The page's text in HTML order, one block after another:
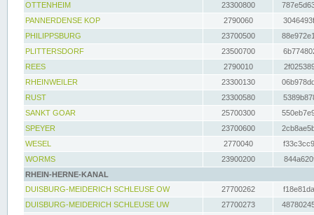
OTTENHEIM
23300800
PANNERDENSE KOP
2790060
PHILIPPSBURG
23700500
PLITTERSDORF
23500700
REES
2790010
RHEINWEILER
23300130
RUST
23300580
SANKT GOAR
25700300
SPEYER
23700600
WESEL
2770040
WORMS
23900200
RHEIN-HERNE-KANAL
DUISBURG-MEIDERICH SCHLEUSE OW
27700262
DUISBURG-MEIDERICH SCHLEUSE UW
27700273